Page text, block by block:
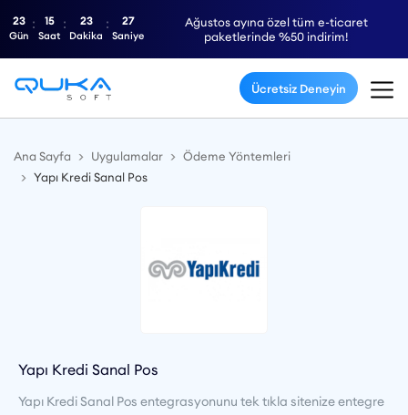
Ağustos ayına özel tüm e-ticaret
paketlerinde %50 indirim!
23
Gün
15
Saat
23
Dakika
27
Saniye
Ücretsiz Deneyin
Ana Sayfa Uygulamalar
Ödeme Yöntemleri
Yapı Kredi Sanal Pos
Yapı Kredi Sanal Pos
Yapı Kredi Sanal Pos entegrasyonunu tek tıkla sitenize entegre